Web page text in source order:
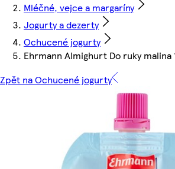
Mléčné, vejce a margaríny
Jogurty a dezerty
Ochucené jogurty
Ehrmann Almighurt Do ruky malina
Zpět na Ochucené jogurty